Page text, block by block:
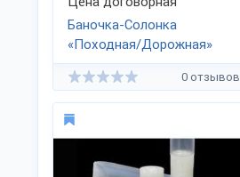
Баночка-Солонка
«Походная/Дорожная»
0 отзывов